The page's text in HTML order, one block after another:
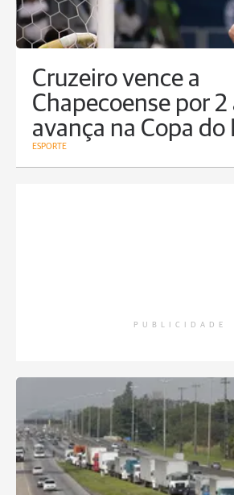
Cruzeiro vence a
Chapecoense por 2
avança na Copa do
ESPORTE
PUBLICIDADE